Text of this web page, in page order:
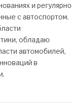
и регулярно
с автоспортом.
обладаю
автомобилей,
в